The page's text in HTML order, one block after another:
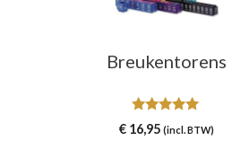
Breukentorens
5.00
van 5
€ 16,95 (incl. BTW)